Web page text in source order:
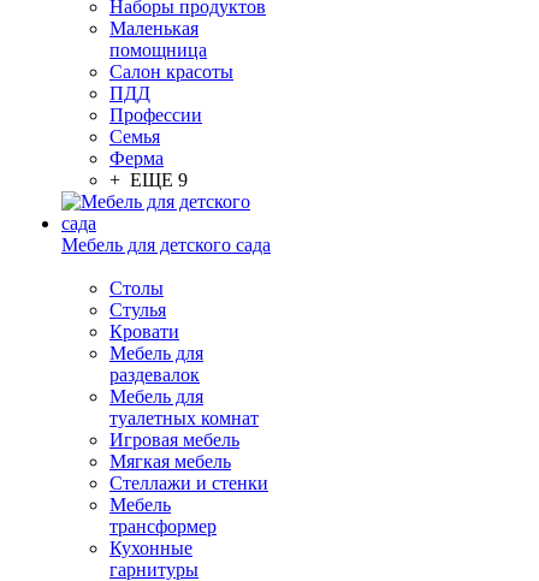
Наборы продуктов
Маленькая
помощница
Салон красоты
ПДД
Профессии
Семья
Ферма
+ ЕЩЕ 9
Мебель для детского сада
Столы
Cтулья
Кровати
Мебель для
раздевалок
Мебель для
туалетных комнат
Игровая мебель
Мягкая мебель
Стеллажи и стенки
Мебель
трансформер
Кухонные
гарнитуры